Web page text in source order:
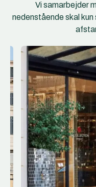
Vi samarbejder
nedenstående skal